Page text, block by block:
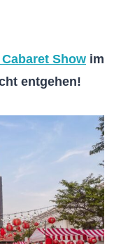
Show im
entgehen!